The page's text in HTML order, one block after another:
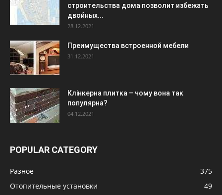
строительства дома позволит избежать
двойных...
28.12.2021
Преимущества встроенной мебели
31.12.2021
Клінкерна плитка – чому вона так
популярна?
04.12.2021
POPULAR CATEGORY
Разное
375
Отопительные установки
49